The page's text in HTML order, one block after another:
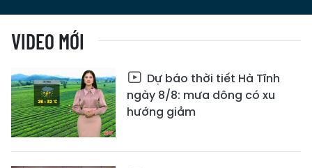
VIDEO MỚI
Dự báo thời tiết Hà Tĩnh
ngày 8/8: mưa dông có xu
hướng giảm